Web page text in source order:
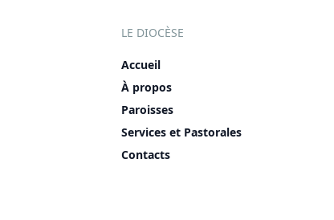
LE DIOCÈSE
Accueil
À propos
Paroisses
Services et Pastorales
Contacts